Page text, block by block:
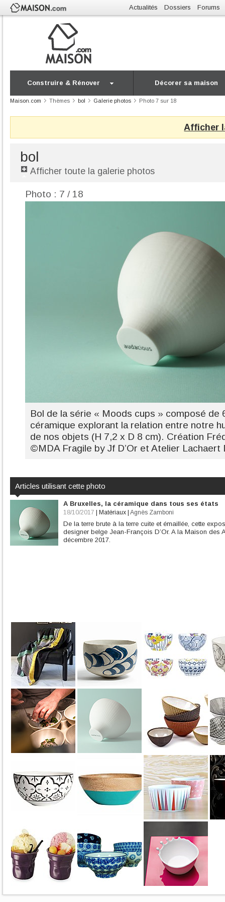
Actualités Dossiers Forums
Construire & Rénover Décorer sa maison
Maison.com Thèmes bol Galerie photos Photo 7 sur 18
Afficher
bol
Afficher toute la galerie photos
Photo : 7 / 18
Bol de la série « Moods cups » composé de
céramique explorant la relation entre notre
de nos objets (H 7,2 x D 8 cm). Création
©MDA Fragile by Jf D’Or et Atelier Lachaert
Articles utilisant cette photo
A Bruxelles, la céramique dans tous ses états
18/10/2017 Matériaux Agnès Zamboni
De la terre brute à la terre cuite et émaillée, cette
designer belge Jean-François D’Or. A la Maison des
décembre 2017.